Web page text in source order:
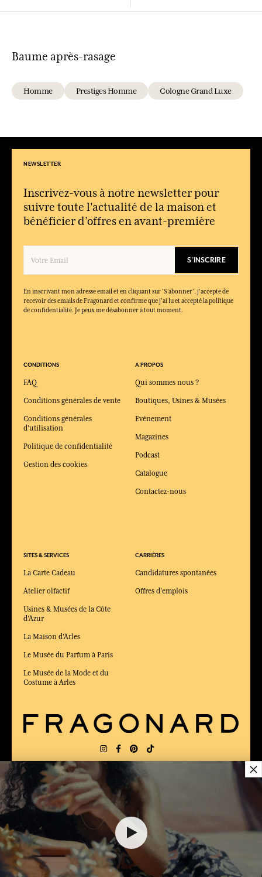
$ 29.00
Baume après-rasage
Homme Prestiges Homme Cologne Grand Luxe
NEWSLETTER
Inscrivez-vous à notre newsletter pour
suivre toute l'actualité de la maison et
bénéficier d’offres en avant-première
S'INSCRIRE
En inscrivant mon adresse email et en cliquant sur ‘S’abonner’, j'accepte de
recevoir des emails de Fragonard et confirme que j'ai lu et accepté la politique
de confidentialité. Je peux me désabonner à tout moment.
CONDITIONS
FAQ
Conditions générales de vente
Conditions générales
d'utilisation
Politique de confidentialité
Gestion des cookies
SITES & SERVICES
La Carte Cadeau
Atelier olfactif
Usines & Musées de la Côte
d'Azur
La Maison d'Arles
Le Musée du Parfum à Paris
Le Musée de la Mode et du
Costume à Arles
A PROPOS
Qui sommes nous ?
Boutiques, Usines & Musées
Evénement
Magazines
Podcast
Catalogue
Contactez-nous
CARRIÈRES
Candidatures spontanées
Offres d'emplois
LIVRAISON: US LANGUE:
ÉLU MEILLEUR SITE DE COMMERCE
en ligne 2025 par le magazine Capital
×